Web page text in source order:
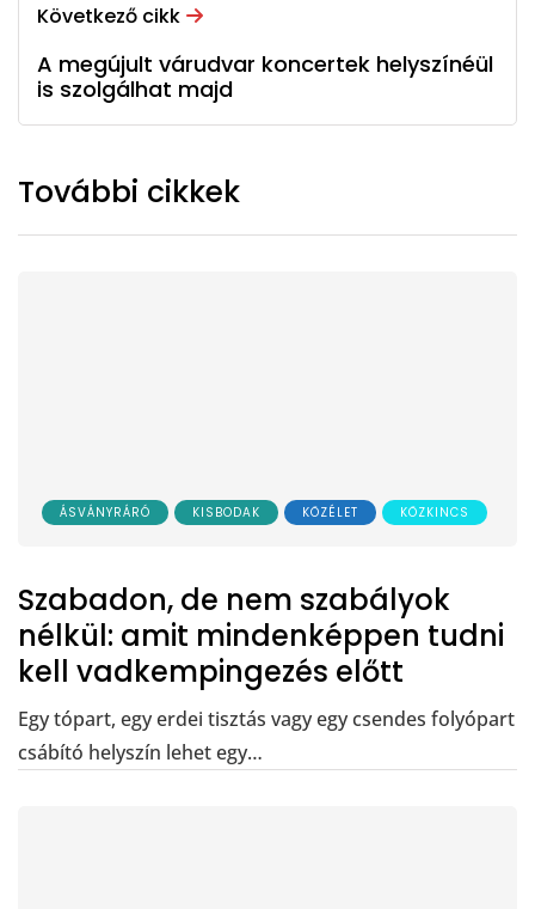
Következő cikk
A megújult várudvar koncertek helyszínéül
is szolgálhat majd
További cikkek
ÁSVÁNYRÁRÓ KISBODAK KÖZÉLET KÖZKINCS
Szabadon, de nem szabályok
nélkül: amit mindenképpen tudni
kell vadkempingezés előtt
Egy tópart, egy erdei tisztás vagy egy csendes folyópart
csábító helyszín lehet egy…